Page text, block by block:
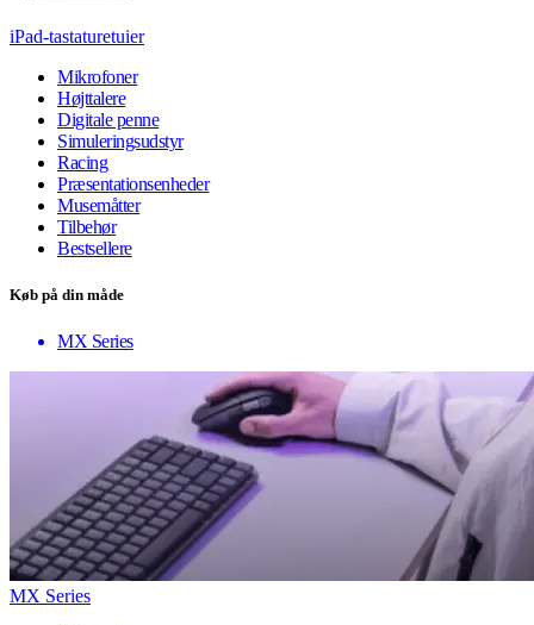
iPad-tastaturetuier
Mikrofoner
Højttalere
Digitale penne
Simuleringsudstyr
Racing
Præsentationsenheder
Musemåtter
Tilbehør
Bestsellere
Køb på din måde
MX Series
MX Series